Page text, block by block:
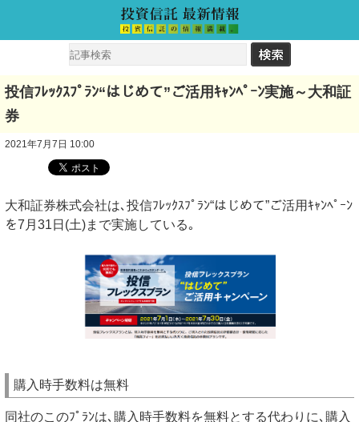
投信ﾌﾚｯｸｽﾌﾟﾗﾝ“はじめて”ご活用ｷｬﾝﾍﾟｰﾝ実施～大和証
券
2021年7月7日 10:00
大和証券株式会社は､投信ﾌﾚｯｸｽﾌﾟﾗﾝ“はじめて”ご活用ｷｬﾝﾍﾟｰﾝ
を7月31日(土)まで実施している｡
購入時手数料は無料
同社のこのﾌﾟﾗﾝは､購入時手数料を無料とする代わりに､購入